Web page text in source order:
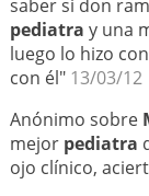
saber si don
pediatra y una
luego lo hizo
con él" 13/03/12
Anónimo sobre
mejor pediatra
ojo clínico,